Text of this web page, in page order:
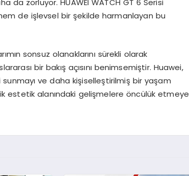
da zorluyor. HUAWEI WATCH GT 6 Serisi
hem de işlevsel bir şekilde harmanlayan bu
sonsuz olanaklarını sürekli olarak
bir bakış açısını benimsemiştir. Huawei,
ve daha kişiselleştirilmiş bir yaşam
estetik alanındaki gelişmelere öncülük etmeye